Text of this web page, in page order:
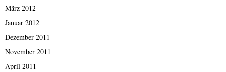
März 2012
Januar 2012
Dezember 2011
November 2011
April 2011